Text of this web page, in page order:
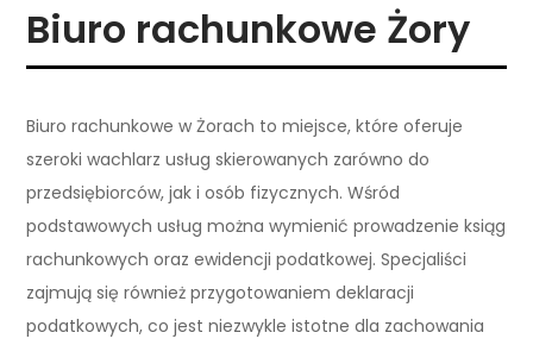
Biuro rachunkowe Żory
Biuro rachunkowe w Żorach to miejsce, które oferuje
szeroki wachlarz usług skierowanych zarówno do
przedsiębiorców, jak i osób fizycznych. Wśród
podstawowych usług można wymienić prowadzenie ksiąg
rachunkowych oraz ewidencji podatkowej. Specjaliści
zajmują się również przygotowaniem deklaracji
podatkowych, co jest niezwykle istotne dla zachowania